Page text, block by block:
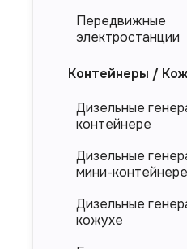
Надежные
Дизельные
электроснабжения
и китайского
Передвижные
электростанции
Контейнеры /
Дизельные
контейнере
Дизельные
мини-контейнере
Дизельные
кожухе